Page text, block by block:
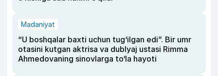
Madaniyat
“U boshqalar baxti uchun tug‘ilgan edi”. Bir umr
otasini kutgan aktrisa va dublyaj ustasi Rimma
Ahmedovaning sinovlarga to‘la hayoti